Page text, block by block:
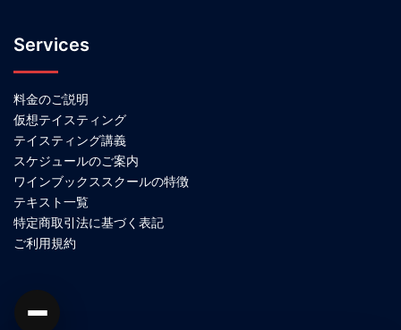
Services
料金のご説明
仮想テイスティング
テイスティング講義
スケジュールのご案内
ワインブックススクールの特徴
テキスト一覧
特定商取引法に基づく表記
ご利用規約